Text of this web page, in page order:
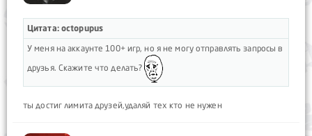
Цитата: octopupus
У меня на аккаунте 100+ игр, но я не могу отправлять запросы в
друзья. Скажите что делать?
ты достиг лимита друзей,удаляй тех кто не нужен